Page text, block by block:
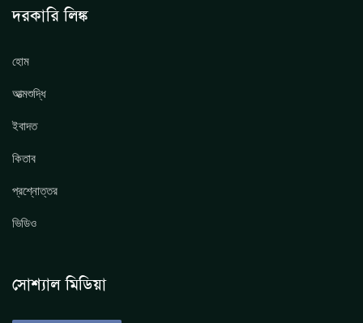
দরকারি লিঙ্ক
হোম
আত্মশুদ্ধি
ইবাদত
কিতাব
প্রশ্নোত্তর
ভিডিও
সোশ্যাল মিডিয়া